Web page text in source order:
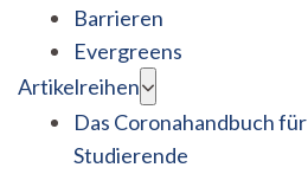
Barrieren
Evergreens
Artikelreihen
Das Coronahandbuch für
Studierende